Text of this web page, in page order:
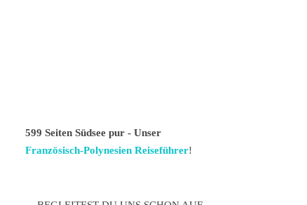
599 Seiten Südsee pur - Unser
Französisch-Polynesien Reiseführer!